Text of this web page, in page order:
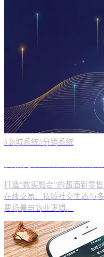
#商城系统#分销系统